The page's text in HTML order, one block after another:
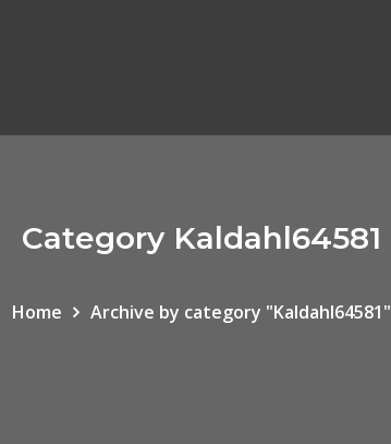
Category Kaldahl64581
Home Archive by category "Kaldahl64581"